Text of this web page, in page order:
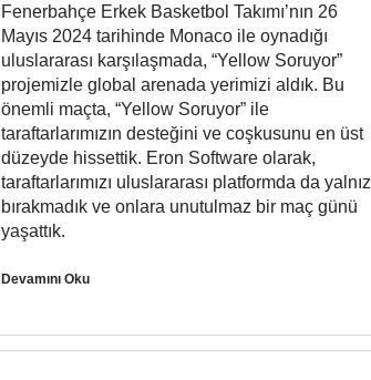
Fenerbahçe Erkek Basketbol Takımı’nın 26
Mayıs 2024 tarihinde Monaco ile oynadığı
uluslararası karşılaşmada, “Yellow Soruyor”
projemizle global arenada yerimizi aldık. Bu
önemli maçta, “Yellow Soruyor” ile
taraftarlarımızın desteğini ve coşkusunu en üst
düzeyde hissettik. Eron Software olarak,
taraftarlarımızı uluslararası platformda da yalnız
bırakmadık ve onlara unutulmaz bir maç günü
yaşattık.
Devamını Oku